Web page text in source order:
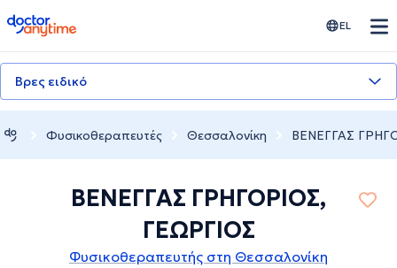
doctoranytime EL
Βρες ειδικό
Φυσικοθεραπευτές Θεσσαλονίκη ΒΕΝΕΓΓΑΣ
ΒΕΝΕΓΓΑΣ ΓΡΗΓΟΡΙΟΣ,
ΓΕΩΡΓΙΟΣ
Φυσικοθεραπευτής στη Θεσσαλονίκη